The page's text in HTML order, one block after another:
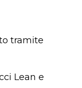
tramite
Lean e